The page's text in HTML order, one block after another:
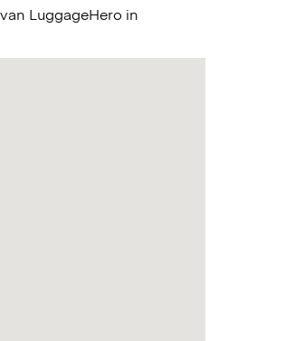
LuggageHero in